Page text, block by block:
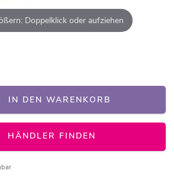
Doppelklick oder aufziehen
IN DEN WARENKORB
HÄNDLER FINDEN